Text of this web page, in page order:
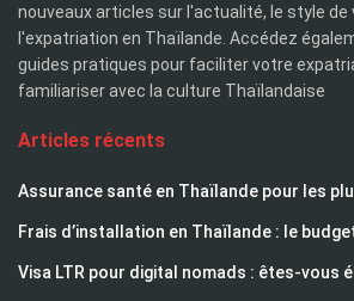
nouveaux articles sur l'actualité, le style de
l'expatriation en Thaïlande. Accédez
guides pratiques pour faciliter votre
familiariser avec la culture Thaïlandaise
Articles récents
Assurance santé en Thaïlande pour les
Frais d’installation en Thaïlande : le
Visa LTR pour digital nomads : êtes-vous